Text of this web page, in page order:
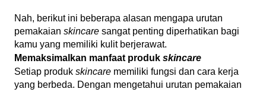
Nah, berikut ini beberapa alasan mengapa urutan
pemakaian skincare sangat penting diperhatikan bagi
kamu yang memiliki kulit berjerawat.
Memaksimalkan manfaat produk skincare
Setiap produk skincare memiliki fungsi dan cara kerja
yang berbeda. Dengan mengetahui urutan pemakaian